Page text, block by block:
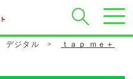
デジタル >
ｔａｐ ｍｅ＋